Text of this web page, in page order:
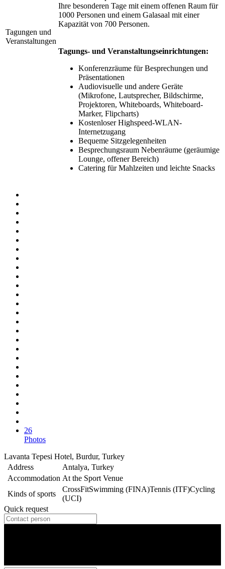
Tagungen und
Veranstaltungen
Ihre besonderen Tage mit einem offenen Raum für
1000 Personen und einem Galasaal mit einer
Kapazität von 700 Personen.
Tagungs- und Veranstaltungseinrichtungen:
Konferenzräume für Besprechungen und
Präsentationen
Audiovisuelle und andere Geräte
(Mikrofone, Lautsprecher, Bildschirme,
Projektoren, Whiteboards, Whiteboard-
Marker, Flipcharts)
Kostenloser Highspeed-WLAN-
Internetzugang
Bequeme Sitzgelegenheiten
Besprechungsraum Nebenräume (geräumige
Lounge, offener Bereich)
Catering für Mahlzeiten und leichte Snacks
26
Photos
Lavanta Tepesi Hotel, Burdur, Turkey
Address
Antalya, Turkey
Accommodation At the Sport Venue
Kinds of sports
CrossFitSwimming (FINA)Tennis (ITF)Cycling
(UCI)
Quick request